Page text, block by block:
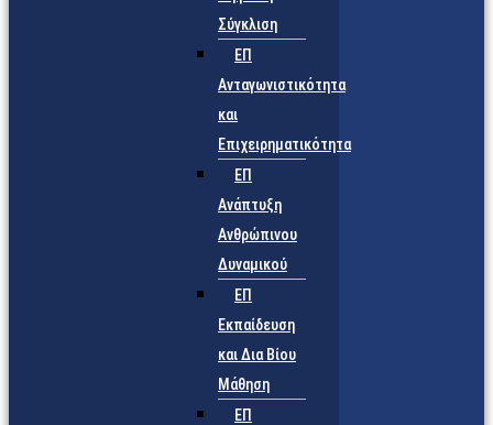
Σύγκλιση
ΕΠ
Ανταγωνιστικότητα
και
Επιχειρηματικότητα
ΕΠ
Ανάπτυξη
Ανθρώπινου
Δυναμικού
ΕΠ
Εκπαίδευση
και Δια Βίου
Μάθηση
ΕΠ